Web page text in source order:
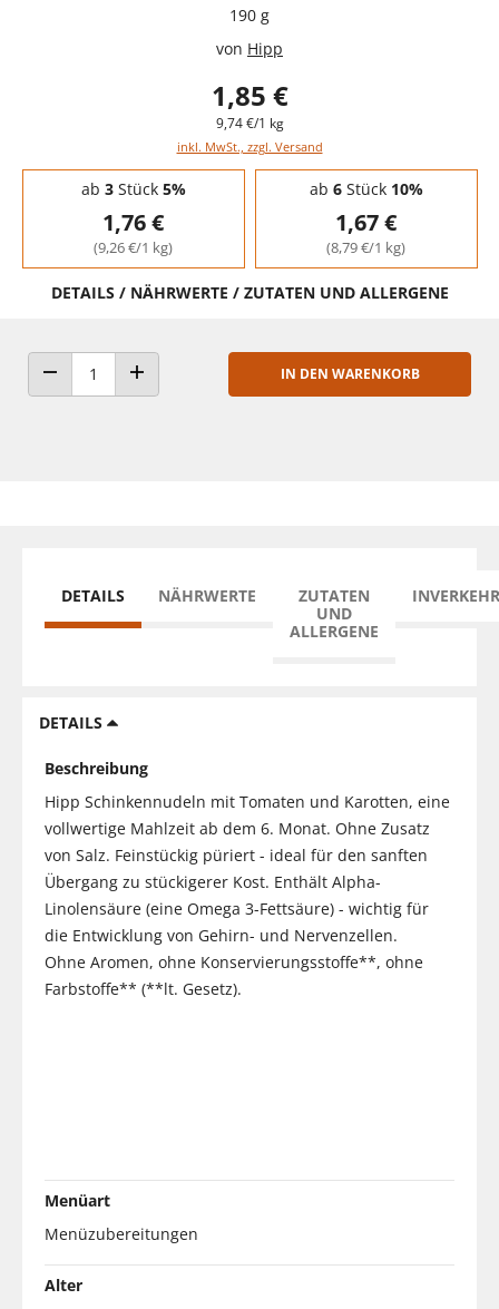
190 g
von Hipp
1,85 €
9,74 €/1 kg
inkl. MwSt., zzgl. Versand
Staffelpreise - Mengenrabatt
ab 3Stück 5%
1,76 €
(9,26 €/1 kg)
ab 6Stück 10%
1,67 €
(8,79 €/1 kg)
DETAILS / NÄHRWERTE / ZUTATEN UND ALLERGENE
ANZAHL VERRINGERNANZAHL ERHÖHEN
IN DEN WARENKORB
DETAILS NÄHRWERTE
ZUTATEN
UND
ALLERGENE
DETAILS
Beschreibung
Hipp Schinkennudeln mit Tomaten und Karotten, eine
vollwertige Mahlzeit ab dem 6. Monat. Ohne Zusatz
von Salz. Feinstückig püriert - ideal für den sanften
Übergang zu stückigerer Kost. Enthält Alpha-
Linolensäure (eine Omega 3-Fettsäure) - wichtig für
die Entwicklung von Gehirn- und Nervenzellen.
Ohne Aromen, ohne Konservierungsstoffe**, ohne
Farbstoffe** (**lt. Gesetz).
Menüart
Menüzubereitungen
Alter